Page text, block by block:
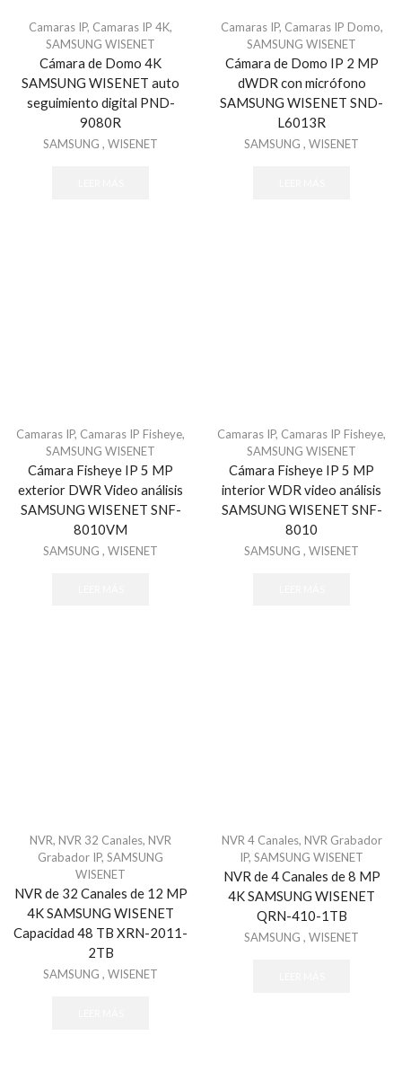
Camaras IP, Camaras IP 4K,
SAMSUNG WISENET
Cámara de Domo 4K
SAMSUNG WISENET auto
seguimiento digital PND-
9080R
SAMSUNG , WISENET
Camaras IP, Camaras IP Domo,
SAMSUNG WISENET
Cámara de Domo IP 2 MP
dWDR con micrófono
SAMSUNG WISENET SND-
L6013R
SAMSUNG , WISENET
Camaras IP, Camaras IP Fisheye,
SAMSUNG WISENET
Cámara Fisheye IP 5 MP
exterior DWR Video análisis
SAMSUNG WISENET SNF-
8010VM
SAMSUNG , WISENET
Camaras IP, Camaras IP Fisheye,
SAMSUNG WISENET
Cámara Fisheye IP 5 MP
interior WDR video análisis
SAMSUNG WISENET SNF-
8010
SAMSUNG , WISENET
NVR, NVR 32 Canales, NVR
Grabador IP, SAMSUNG
WISENET
NVR de 32 Canales de 12 MP
4K SAMSUNG WISENET
Capacidad 48 TB XRN-2011-
2TB
SAMSUNG , WISENET
NVR 4 Canales, NVR Grabador
IP, SAMSUNG WISENET
NVR de 4 Canales de 8 MP
4K SAMSUNG WISENET
QRN-410-1TB
SAMSUNG , WISENET
Huella
Inspección
Detectores de Metal Arco
Detectores de Metal Portátil
Sistemas de Inspección de Rayos X
Alarmas
Alarma Inalambrica
Alarmas & Intrusión
Accesorios - Alarmas
Teclados
Automatización
Ambientación
Control de Iluminación
Controles
Gateway